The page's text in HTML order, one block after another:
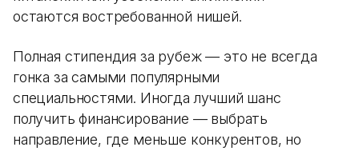
остаются востребованной нишей.
Полная стипендия за рубеж — это не всегда
гонка за самыми популярными
специальностями. Иногда лучший шанс
получить финансирование — выбрать
направление, где меньше конкурентов, но